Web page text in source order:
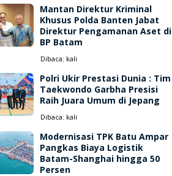
Mantan Direktur Kriminal
Khusus Polda Banten Jabat
Direktur Pengamanan Aset di
BP Batam
Dibaca: kali
Polri Ukir Prestasi Dunia : Tim
Taekwondo Garbha Presisi
Raih Juara Umum di Jepang
Dibaca: kali
Modernisasi TPK Batu Ampar
Pangkas Biaya Logistik
Batam-Shanghai hingga 50
Persen